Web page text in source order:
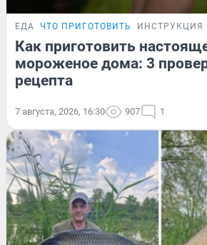
ЕДА ЧТО ПРИГОТОВИТЬ ИНСТРУКЦИЯ
Как приготовить
мороженое дома: 3
рецепта
7 августа, 2026, 16:30 907 1